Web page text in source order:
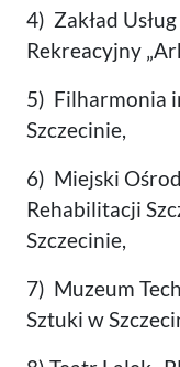
4) Zakład
Rekreacyjny
5) Filharmonia
Szczecinie,
6) Miejski
Rehabilitacji
Szczecinie,
7) Muzeum
Sztuki w